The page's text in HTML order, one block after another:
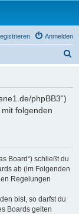
Anmelden
phpBB3“)
folgenden
Board“) schließt du
ab (im Folgenden
Regelungen
bist, so darfst du
Boards gelten